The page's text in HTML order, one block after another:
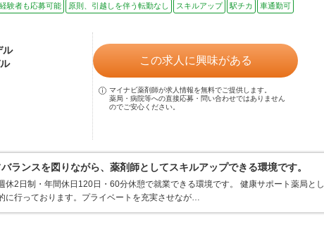
験者も応募可能 原則、引越しを伴う転勤なし スキルアップ 駅チカ
車通勤可
ル
この求人に興味がある
マイナビ薬剤師が求人情報を無料でご提供します。
薬局・病院等への直接応募・問い合わせではありません
のでご安心ください。
ランスを図りながら、薬剤師としてスキルアップできる環境です。
休2日制・年間休日120日・60分休憩で就業できる環境です。 健康サポート薬局とし
に行っております。プライベートを充実させなが…